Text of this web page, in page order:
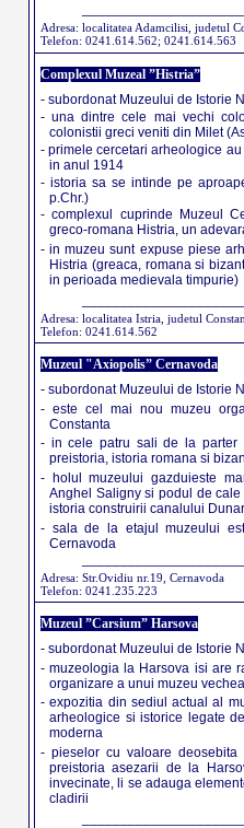
Adresa: localitatea Adamcilisi, judetul
Telefon: 0241.614.562; 0241.614.563
Complexul Muzeal ”Histria”
- subordonat Muzeului de Istorie
- una dintre cele mai vechi
colonistii greci veniti din Milet
- primele cercetari arheologice
in anul 1914
- istoria sa se intinde pe
p.Chr.)
- complexul cuprinde Muzeul
greco-romana Histria, un
- in muzeu sunt expuse piese
Histria (greaca, romana si
in perioada medievala timpurie)
Adresa: localitatea Istria, judetul
Telefon: 0241.614.562
Muzeul "Axiopolis” Cernavoda
- subordonat Muzeului de Istorie
- este cel mai nou muzeu
Constanta
- in cele patru sali de la parter
preistoria, istoria romana si
- holul muzeului gazduieste
Anghel Saligny si podul de
istoria construirii canalului
- sala de la etajul muzeului
Cernavoda
Adresa: Str.Ovidiu nr.19, Cernavoda
Telefon: 0241.235.223
Muzeul ”Carsium” Harsova
- subordonat Muzeului de Istorie
- muzeologia la Harsova isi are
organizare a unui muzeu
- expozitia din sediul actual al
arheologice si istorice legate
moderna
- pieselor cu valoare deosebita
preistoria asezarii de la
invecinate, li se adauga
cladirii